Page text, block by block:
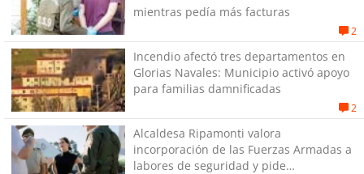
mientras pedía más facturas
2
Incendio afectó tres departamentos en
Glorias Navales: Municipio activó apoyo
para familias damnificadas
2
Alcaldesa Ripamonti valora
incorporación de las Fuerzas Armadas a
labores de seguridad y pide